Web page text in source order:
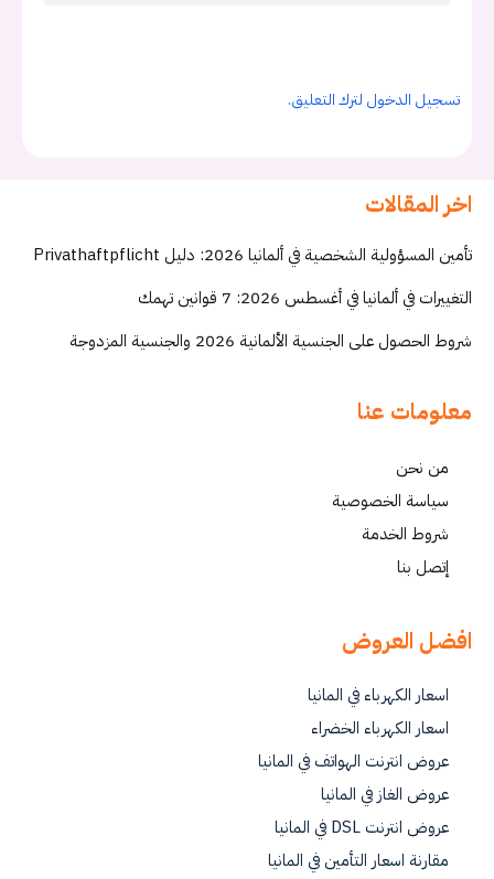
تسجيل الدخول لترك التعليق.
اخر المقالات
تأمين المسؤولية الشخصية في ألمانيا 2026: دليل Privathaftpflicht
التغييرات في ألمانيا في أغسطس 2026: 7 قوانين تهمك
شروط الحصول على الجنسية الألمانية 2026 والجنسية المزدوجة
معلومات عنا
من نحن
سياسة الخصوصية
شروط الخدمة
إتصل بنا
افضل العروض
اسعار الكهرباء في المانيا
اسعار الكهرباء الخضراء
عروض انترنت الهواتف في المانيا
عروض الغاز في المانيا
عروض انترنت DSL في المانيا
مقارنة اسعار التأمين في المانيا